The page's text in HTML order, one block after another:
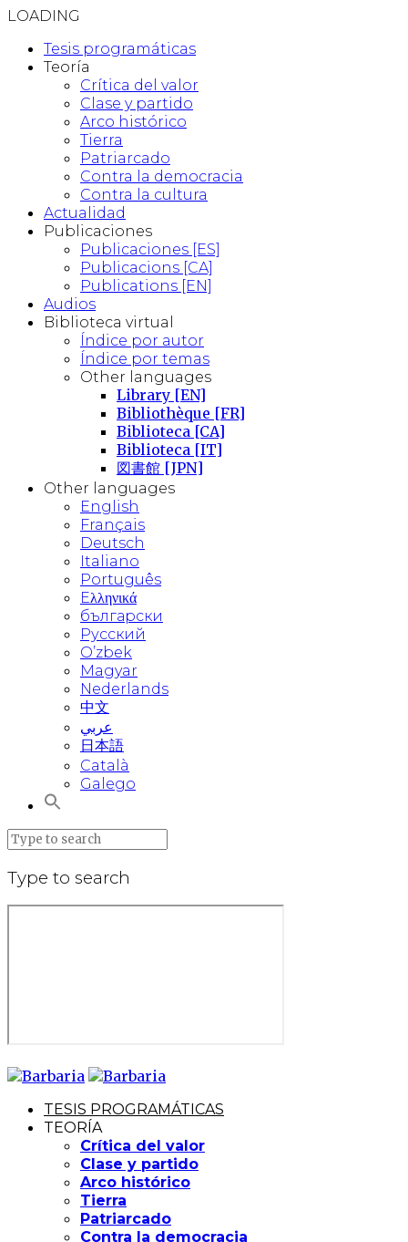
LOADING
Tesis programáticas
Teoría
Crítica del valor
Clase y partido
Arco histórico
Tierra
Patriarcado
Contra la democracia
Contra la cultura
Actualidad
Publicaciones
Publicaciones [ES]
Publicacions [CA]
Publications [EN]
Audios
Biblioteca virtual
Índice por autor
Índice por temas
Other languages
Library [EN]
Bibliothèque [FR]
Biblioteca [CA]
Biblioteca [IT]
図書館 [JPN]
Other languages
English
Français
Deutsch
Italiano
Português
Eλληνικά
български
Русский
O’zbek
Magyar
Nederlands
中文
عربي
日本語
Català
Galego
Type to search
TESIS PROGRAMÁTICAS
TEORÍA
Crítica del valor
Clase y partido
Arco histórico
Tierra
Patriarcado
Contra la democracia